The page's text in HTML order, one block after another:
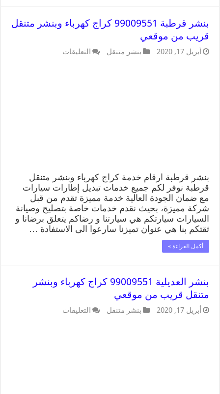
بنشر قرطبة 99009551 كراج كهرباء وبنشر متنقل
قريب من موقعي
أبريل 17, 2020 بنشر متنقل التعليقات
بنشر قرطبة ارقام خدمة كراج كهرباء وبنشر متنقل
قرطبة نوفر لكم جميع خدمات تبديل إطارات سيارات
مع ضمان الجودة العالية خدمة مميزة تقدم من قبل
شركة مميزة، بحيث نقدم خدمات خاصة بتصليح وصيانة
السيارات سيارتكم هي سيارتنا و رضاكم يتعلق برضانا و
ثقتكم بنا هي عنوان تميزنا سارعوا الى الاستفادة …
أكمل القراءة »
بنشر العديلية 99009551 كراج كهرباء وبنشر
متنقل قريب من موقعي
أبريل 17, 2020 بنشر متنقل التعليقات